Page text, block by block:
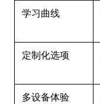
学习曲线
定制化选项
多设备体验